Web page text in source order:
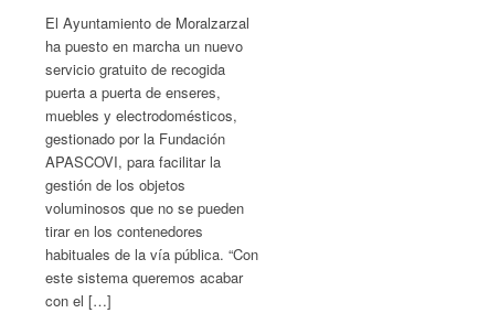
El Ayuntamiento de Moralzarzal
ha puesto en marcha un nuevo
servicio gratuito de recogida
puerta a puerta de enseres,
muebles y electrodomésticos,
gestionado por la Fundación
APASCOVI, para facilitar la
gestión de los objetos
voluminosos que no se pueden
tirar en los contenedores
habituales de la vía pública. “Con
este sistema queremos acabar
con el […]